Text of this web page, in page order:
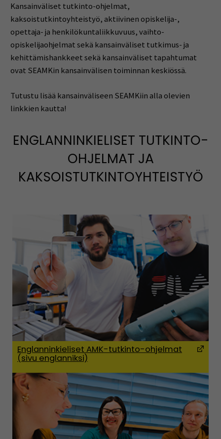
Kansainväliset tutkinto-ohjelmat,
kaksoistutkintoyhteistyö, aktiivinen opiskelija-,
opettaja- ja henkilökuntaliikkuvuus, vaihto-
opiskelijaohjelmat sekä kansainväliset tutkimus- ja
kehittämishankkeet sekä kansainväliset tapahtumat
ovat SEAMKin kansainvälisen toiminnan keskiössä.
Tutustu lisää kansainväliseen SEAMKiin alla olevien
linkkien kautta!
ENGLANNINKIELISET TUTKINTO-
OHJELMAT JA
KAKSOISTUTKINTOYHTEISTYÖ
Englanninkieliset AMK-tutkinto-ohjelmat
(sivu englanniksi)